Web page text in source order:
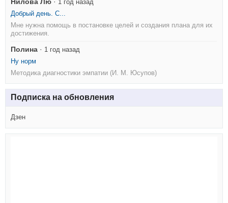
1 год назад
Добрый день. С...
Мне нужна помощь в постановке целей и создания плана для их
достижения.
Полина · 1 год назад
Ну норм
Методика диагностики эмпатии (И. М. Юсупов)
Подписка на обновления
Дзен